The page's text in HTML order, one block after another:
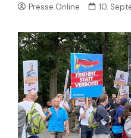
Presse.Online 10.